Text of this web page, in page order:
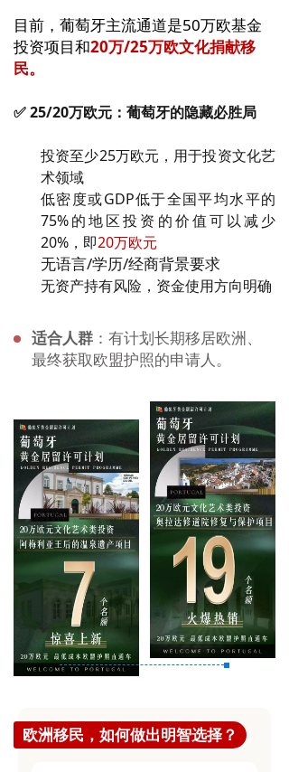
目前，葡萄牙主流通道是50万欧基金
投资项目和20万/25万欧文化捐献移
民。
✅ 25/20万欧元：葡萄牙的隐藏必胜局
投资至少25万欧元，用于投资文化艺
术领域
低密度或GDP低于全国平均水平的
75%的地区投资的价值可以减少
20%，即20万欧元
无语言/学历/经商背景要求
无资产持有风险，资金使用方向明确
适合人群 ：有计划长期移居欧洲、
最终获取欧盟护照的申请人。
欧洲移民，如何做出明智选择？